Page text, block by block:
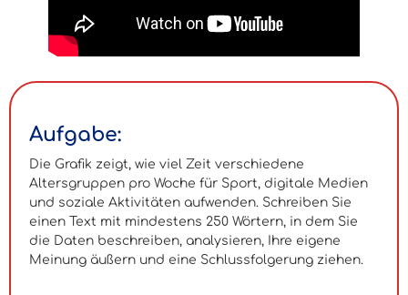
Aufgabe:
Die Grafik zeigt, wie viel Zeit verschiedene
Altersgruppen pro Woche für Sport, digitale Medien
und soziale Aktivitäten aufwenden. Schreiben Sie
einen Text mit mindestens 250 Wörtern, in dem Sie
die Daten beschreiben, analysieren, Ihre eigene
Meinung äußern und eine Schlussfolgerung ziehen.